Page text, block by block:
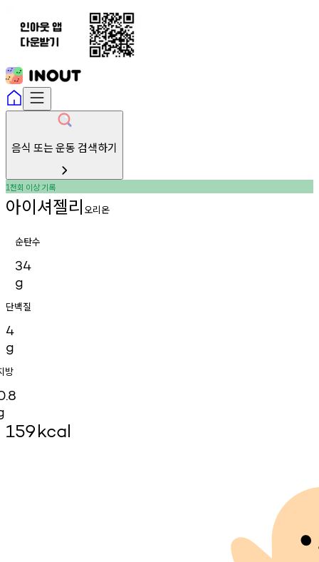
음식 또는 운동 검색하기
1천회 이상기록
아이셔젤리 오리온
순탄수
34
g
단백질
4
g
방
159kcal